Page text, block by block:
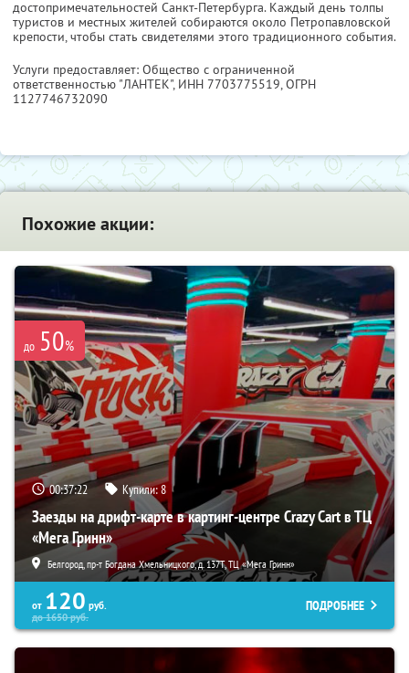
достопримечательностей Санкт-Петербурга. Каждый день толпы
туристов и местных жителей собираются около Петропавловской
крепости, чтобы стать свидетелями этого традиционного события.
Услуги предоставляет: Общество с ограниченной
ответственностью "ЛАНТЕК", ИНН 7703775519, ОГРН
1127746732090
Похожие акции:
до 50%
00:37:21 Купили:8
Заезды на дрифт-карте в картинг-центре Crazy Cart в ТЦ
«Мега Гринн»
Белгород, пр-т Богдана Хмельницкого, д. 137Т, ТЦ «Мега Гринн»
от 120 руб.
до1650руб.
ПОДРОБНЕЕ